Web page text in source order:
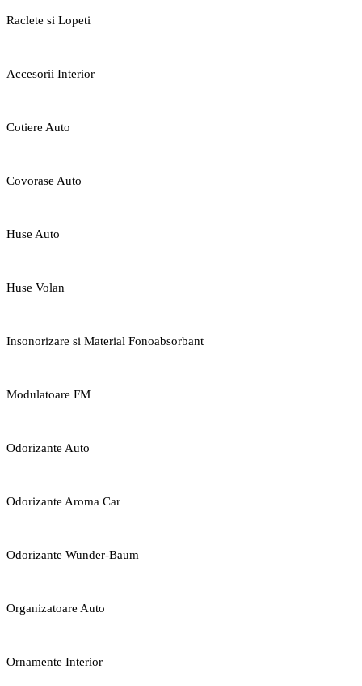
Raclete si Lopeti
Accesorii Interior
Cotiere Auto
Covorase Auto
Huse Auto
Huse Volan
Insonorizare si Material Fonoabsorbant
Modulatoare FM
Odorizante Auto
Odorizante Aroma Car
Odorizante Wunder-Baum
Organizatoare Auto
Ornamente Interior